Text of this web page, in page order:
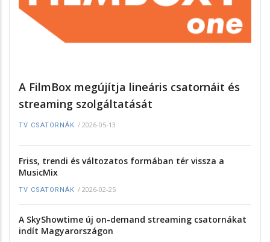
A FilmBox megújítja lineáris csatornáit és
streaming szolgáltatását
TV CSATORNÁK / 2026-05-13
Friss, trendi és változatos formában tér vissza a
MusicMix
TV CSATORNÁK / 2026-02-25
A SkyShowtime új on-demand streaming csatornákat
indít Magyarországon